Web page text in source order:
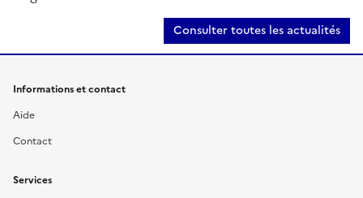
Consulter toutes les actualités
Informations et contact
Aide
Contact
Services